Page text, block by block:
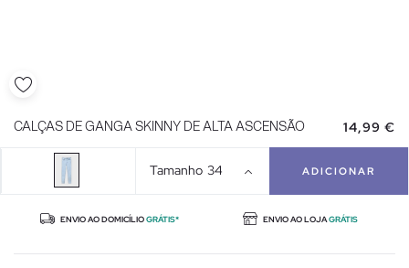
CALÇAS DE GANGA SKINNY DE ALTA ASCENSÃO 14,99 €
Tamanho 34 ADICIONAR
ENVIO AO DOMICÍLIOGRÁTIS* ENVIO AO LOJAGRÁTIS